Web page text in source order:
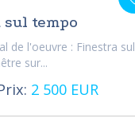
tempo
de l'oeuvre : Finestra sul
sur...
2 500 EUR